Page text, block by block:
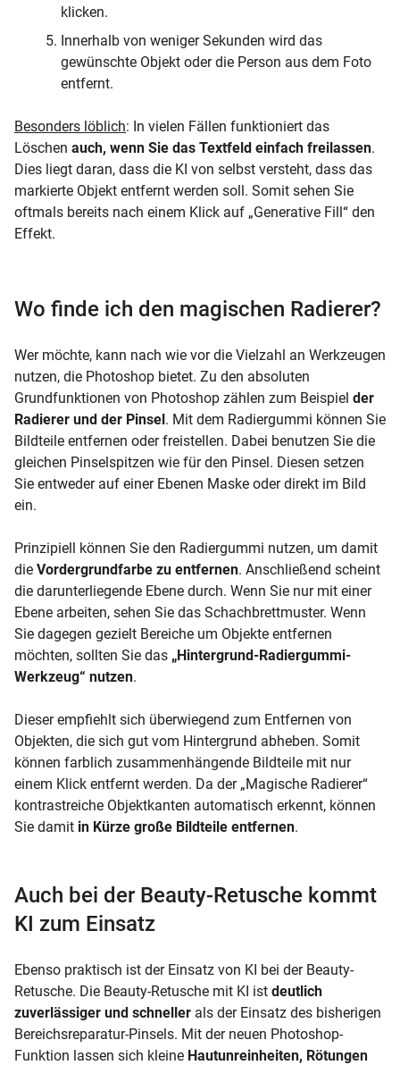
klicken.
Innerhalb von weniger Sekunden wird das
gewünschte Objekt oder die Person aus dem Foto
entfernt.
Besonders löblich: In vielen Fällen funktioniert das
Löschen auch, wenn Sie das Textfeld einfach freilassen.
Dies liegt daran, dass die KI von selbst versteht, dass das
markierte Objekt entfernt werden soll. Somit sehen Sie
oftmals bereits nach einem Klick auf „Generative Fill“ den
Effekt.
Wo finde ich den magischen Radierer?
Wer möchte, kann nach wie vor die Vielzahl an Werkzeugen
nutzen, die Photoshop bietet. Zu den absoluten
Grundfunktionen von Photoshop zählen zum Beispiel der
Radierer und der Pinsel. Mit dem Radiergummi können Sie
Bildteile entfernen oder freistellen. Dabei benutzen Sie die
gleichen Pinselspitzen wie für den Pinsel. Diesen setzen
Sie entweder auf einer Ebenen Maske oder direkt im Bild
ein.
Prinzipiell können Sie den Radiergummi nutzen, um damit
die Vordergrundfarbe zu entfernen. Anschließend scheint
die darunterliegende Ebene durch. Wenn Sie nur mit einer
Ebene arbeiten, sehen Sie das Schachbrettmuster. Wenn
Sie dagegen gezielt Bereiche um Objekte entfernen
möchten, sollten Sie das „Hintergrund-Radiergummi-
Werkzeug“ nutzen.
Dieser empfiehlt sich überwiegend zum Entfernen von
Objekten, die sich gut vom Hintergrund abheben. Somit
können farblich zusammenhängende Bildteile mit nur
einem Klick entfernt werden. Da der „Magische Radierer“
kontrastreiche Objektkanten automatisch erkennt, können
Sie damit in Kürze große Bildteile entfernen.
Auch bei der Beauty-Retusche kommt
KI zum Einsatz
Ebenso praktisch ist der Einsatz von KI bei der Beauty-
Retusche. Die Beauty-Retusche mit KI ist deutlich
zuverlässiger und schneller als der Einsatz des bisherigen
Bereichsreparatur-Pinsels. Mit der neuen Photoshop-
Funktion lassen sich kleine Hautunreinheiten, Rötungen